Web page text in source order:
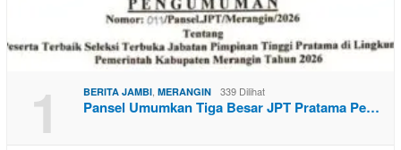
1 BERITA JAMBI, MERANGIN 339 Dilihat
Pansel Umumkan Tiga Besar JPT Pratama Pe…